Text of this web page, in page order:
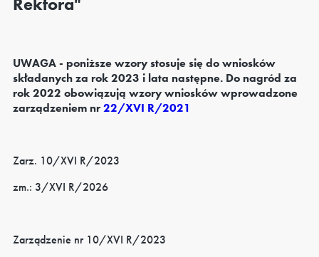
UWAGA - poniższe wzory stosuje się do wniosków
składanych za rok 2023 i lata następne. Do nagród za
rok 2022 obowiązują wzory wniosków wprowadzone
zarządzeniem nr22/XVI R/2021
Zarz. 10/XVI R/2023
zm.: 3/XVI R/2026
Zarządzenie nr 10/XVI R/2023